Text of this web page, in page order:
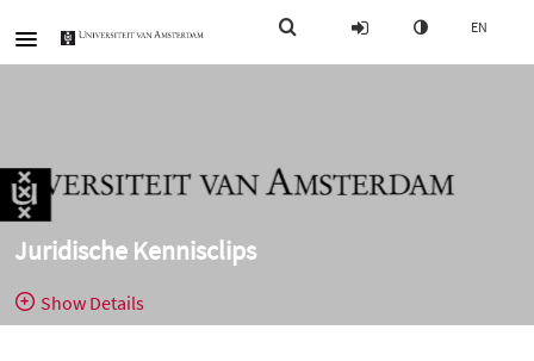
EN
Juridische Kennisclips
Show Details